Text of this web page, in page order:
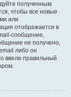
полученным
чтобы все новые
или
отображается в
сообщение,
не получено,
либо он
ввели правильный